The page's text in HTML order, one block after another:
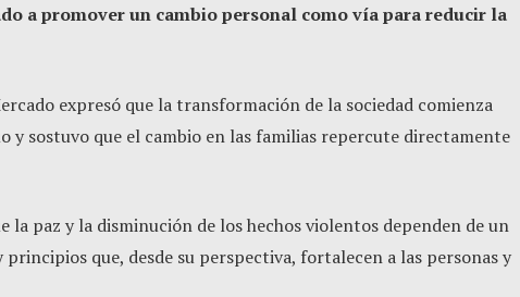
a promover un cambio personal como vía para reducir la
expresó que la transformación de la sociedad comienza
y sostuvo que el cambio en las familias repercute directamente
paz y la disminución de los hechos violentos dependen de un
que, desde su perspectiva, fortalecen a las personas y